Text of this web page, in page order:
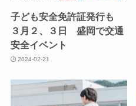
子ども安全免許証発行も
３月２、３日 盛岡で交通
安全イベント
2024-02-21